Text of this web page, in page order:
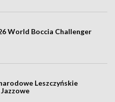
World Boccia Challenger
Leszczyńskie